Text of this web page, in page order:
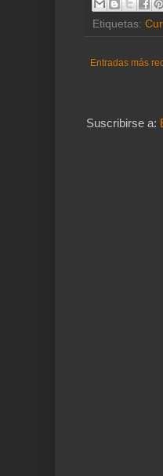
Etiquetas:
Entradas más
Suscribirse a: